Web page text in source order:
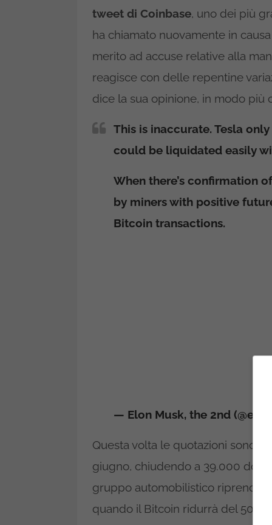
tweet di Coinbase, uno dei più
ha chiamato nuovamente in
merito ad accuse relative alla
reagisce con delle repentine
dice la sua opinione, in modo più
This is inaccurate. Tesla
could be liquidated easily
When there’s confirmation
by miners with positive
Bitcoin transactions.
— Elon Musk, the 2nd
Questa volta le quotazioni sono
giugno, chiudendo a 39.000
gruppo automobilistico
quando il Bitcoin ridurrà del 50%